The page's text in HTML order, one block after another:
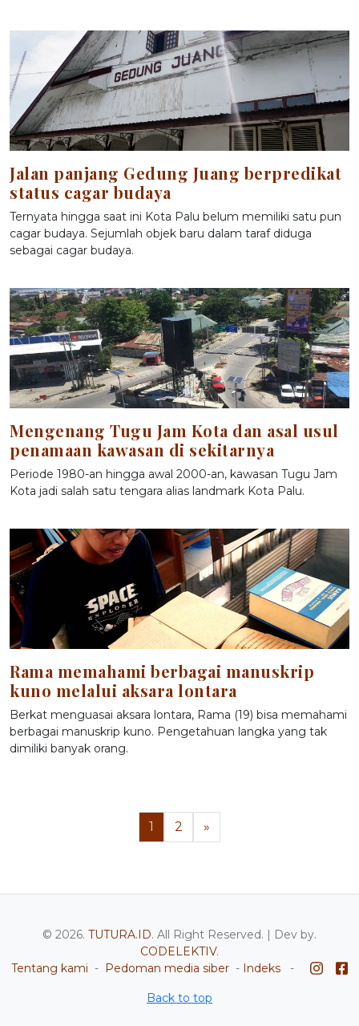
Jalan panjang Gedung Juang berpredikat
status cagar budaya
Ternyata hingga saat ini Kota Palu belum memiliki satu pun
cagar budaya. Sejumlah objek baru dalam taraf diduga
sebagai cagar budaya.
Mengenang Tugu Jam Kota dan asal usul
penamaan kawasan di sekitarnya
Periode 1980-an hingga awal 2000-an, kawasan Tugu Jam
Kota jadi salah satu tengara alias landmark Kota Palu.
Rama memahami berbagai manuskrip
kuno melalui aksara lontara
Berkat menguasai aksara lontara, Rama (19) bisa memahami
berbagai manuskrip kuno. Pengetahuan langka yang tak
dimiliki banyak orang.
1 2 »
© 2026. TUTURA.ID. All Right Reserved. | Dev by.
CODELEKTIV.
Tentang kami - Pedoman media siber - Indeks -
Back to top